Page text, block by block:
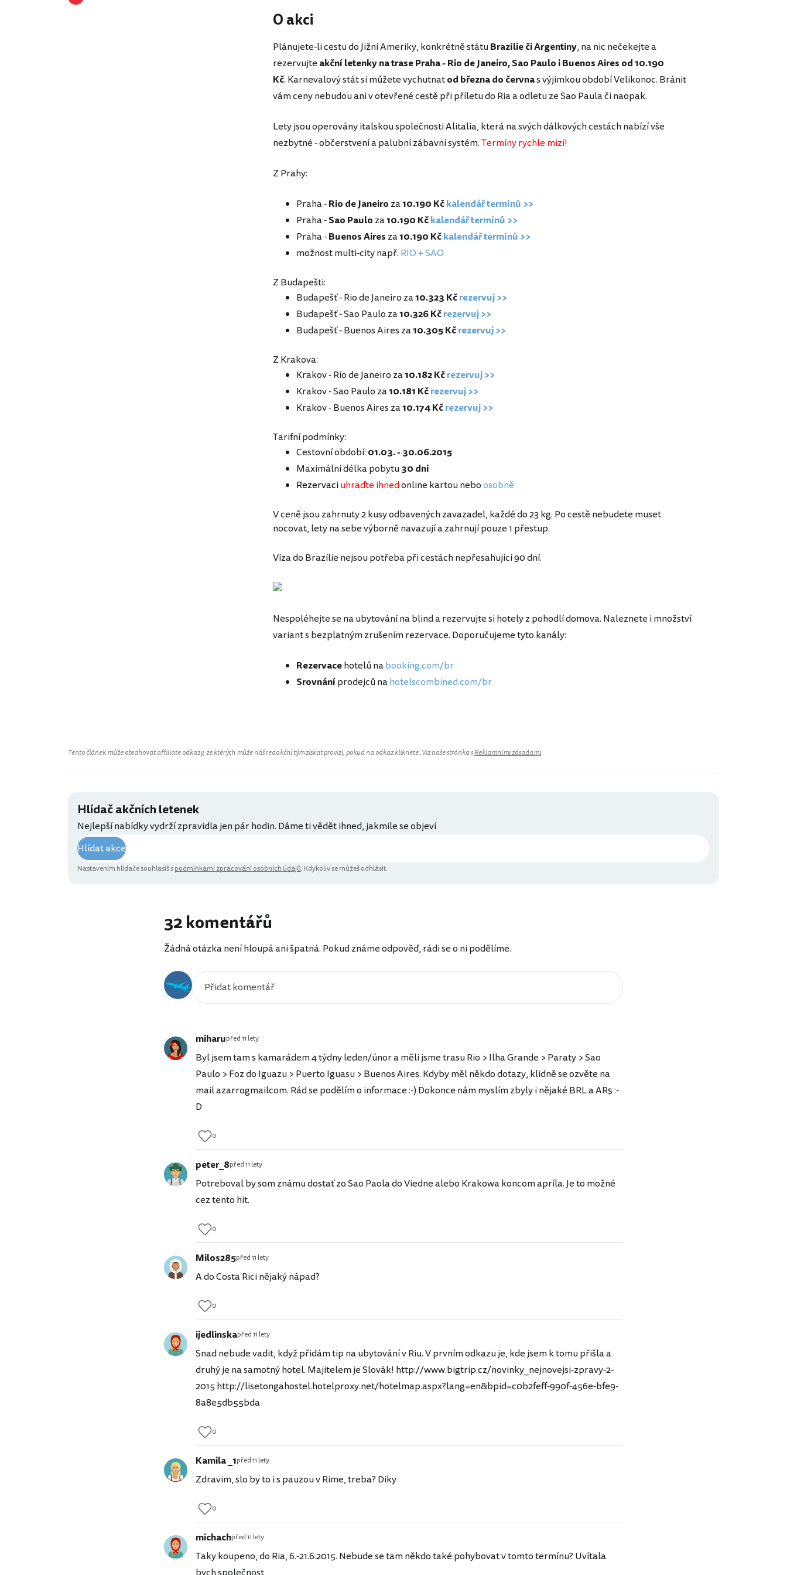
O akci
Plánujete-li cestu do Jižní Ameriky, konkrétně státuBrazílie či Argentiny, na nic nečekejte a
rezervujte akční letenky na trase Praha - Rio de Janeiro, Sao Paulo i Buenos Aires od 10.190
Kč. Karnevalový stát si můžete vychutnatod března do červnas výjimkou období Velikonoc. Bránit
vám ceny nebudou ani v otevřené cestě při příletu do Ria a odletu ze Sao Paula či naopak.
Lety jsou operovány italskou společnosti Alitalia, která na svých dálkových cestách nabízí vše
nezbytné - občerstvení a palubní zábavní systém.Termíny rychle mizí!
Z Prahy:
Praha -Rio de Janeiro za10.190 Kčkalendář termínů >>
Praha -Sao Paulo za10.190 Kčkalendář termínů >>
Praha -Buenos Aires za10.190 Kčkalendář termínů >>
možnost multi-city např. RIO + SAO
Z Budapešti:
Budapešť - Rio de Janeiro za10.323 Kčrezervuj >>
Budapešť - Sao Paulo za10.326 Kčrezervuj >>
Budapešť - Buenos Aires za10.305 Kčrezervuj >>
Z Krakova:
Krakov - Rio de Janeiro za10.182 Kčrezervuj >>
Krakov - Sao Paulo za10.181 Kčrezervuj >>
Krakov - Buenos Aires za10.174 Kčrezervuj >>
Tarifní podmínky:
Cestovní období: 01.03. - 30.06.2015
Maximální délka pobytu30 dní
Rezervaciuhraďte ihnedonline kartou neboosobně
V ceně jsou zahrnuty 2 kusy odbavených zavazadel, každé do 23 kg. Po cestě nebudete muset
nocovat, lety na sebe výborně navazují a zahrnují pouze 1 přestup.
Víza do Brazílie nejsou potřeba při cestách nepřesahující 90 dní.
Nespoléhejte se na ubytování na blind a rezervujte si hotely z pohodlí domova. Naleznete i množství
variant s bezplatným zrušením rezervace. Doporučujeme tyto kanály:
Rezervacehotelů nabooking.com/br
Srovnáníprodejců nahotelscombined.com/br
Tento článek může obsahovat affiliate odkazy, ze kterých může náš redakční tým získat provizi, pokud na odkaz kliknete. Viz naše stránka sReklamními zásadami.
Hlídač akčních letenek
Nejlepší nabídky vydrží zpravidla jen pár hodin. Dáme ti vědět ihned, jakmile se objeví
Hlídat akce
Nastavením hlídače souhlasíš spodmínkami zpracování osobních údajů. Kdykoliv se můžeš odhlásit.
32 komentářů
Žádná otázka není hloupá ani špatná. Pokud známe odpověď, rádi se o ni podělíme.
miharupřed 11 lety
Byl jsem tam s kamarádem 4 týdny leden/únor a měli jsme trasu Rio > Ilha Grande > Paraty > Sao
Paulo > Foz do Iguazu > Puerto Iguasu > Buenos Aires. Kdyby měl někdo dotazy, klidně se ozvěte na
mail azarrogmailcom. Rád se podělím o informace :-) Dokonce nám myslím zbyly i nějaké BRL a AR$ :-
D
0
peter_8před 11 lety
Potreboval by som známu dostať zo Sao Paola do Viedne alebo Krakowa koncom apríla. Je to možné
cez tento hit.
0
Milos285před 11 lety
A do Costa Rici nějaký nápad?
0
ijedlinskapřed 11 lety
Snad nebude vadit, když přidám tip na ubytování v Riu. V prvním odkazu je, kde jsem k tomu přišla a
druhý je na samotný hotel. Majitelem je Slovák! http://www.bigtrip.cz/novinky_nejnovejsi-zpravy-2-
2015 http://lisetongahostel.hotelproxy.net/hotelmap.aspx?lang=en&bpid=c0b2feff-990f-456e-bfe9-
8a8e5db55bda
0
Kamila _1před 11 lety
Zdravim, slo by to i s pauzou v Rime, treba? Diky
0
michachpřed 11 lety
Taky koupeno, do Ria, 6.-21.6.2015. Nebude se tam někdo také pohybovat v tomto termínu? Uvítala